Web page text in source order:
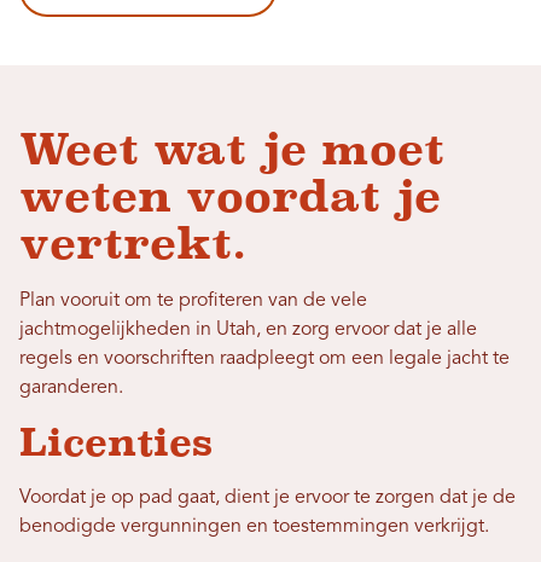
Weet wat je moet
weten voordat je
vertrekt.
Plan vooruit om te profiteren van de vele
jachtmogelijkheden in Utah, en zorg ervoor dat je alle
regels en voorschriften raadpleegt om een ​​legale jacht te
garanderen.
Licenties
Voordat je op pad gaat, dient je ervoor te zorgen dat je de
benodigde vergunningen en toestemmingen verkrijgt.